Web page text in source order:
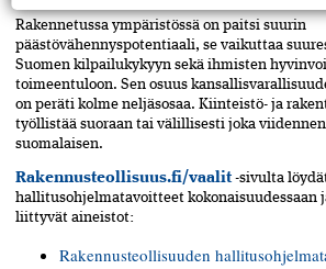
Rakennetussa ympäristössä on paitsi suurin
päästövähennyspotentiaali, se vaikuttaa
Suomen kilpailukykyyn sekä ihmisten
toimeentuloon. Sen osuus
on peräti kolme neljäsosaa. Kiinteistö- ja
työllistää suoraan tai välillisesti joka viidennen
suomalaisen.
Rakennusteollisuus.fi/vaalit -sivulta
hallitusohjelmatavoitteet kokonaisuudessaan
liittyvät aineistot:
Rakennusteollisuuden